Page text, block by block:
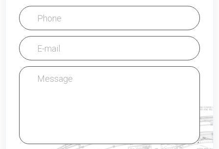
Phone
E-mail
Message